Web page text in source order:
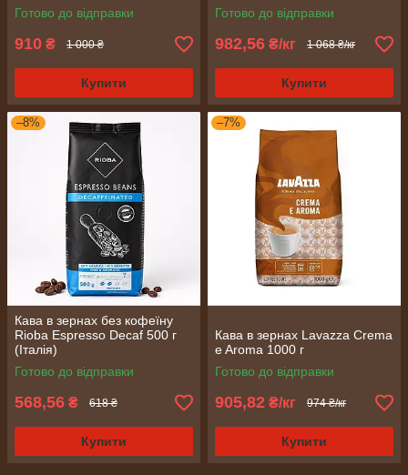
Готово до відправки
910 ₴ 1 000 ₴
Купити
Готово до відправки
982,56 ₴/кг 1 068 ₴/кг
Купити
–8%
Кава в зернах без кофеїну
Rioba Espresso Decaf 500 г
(Італія)
Готово до відправки
568,56 ₴ 618 ₴
Купити
–7%
Кава в зернах Lavazza Crema
e Aroma 1000 г
Готово до відправки
905,82 ₴/кг 974 ₴/кг
Купити